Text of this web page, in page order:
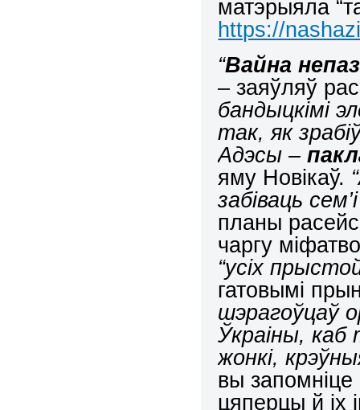
матэрыяла
https://
“Вайна
– заяўляў
бандыцкімі
так, як
Адэсы –
яму Новікаў. “
забіваць
планы
чаргу
“усіх
гатовымі
шэрагоўцаў
Ўкраіны, каб
жонкі,
вы запомніце
цяперцы й іх